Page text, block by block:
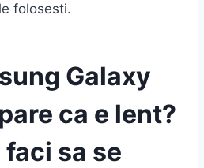
folosesti.
Galaxy
ca e lent?
sa se